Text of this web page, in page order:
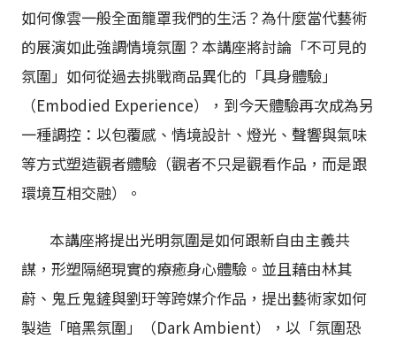
如何像雲一般全面籠罩我們的生活？為什麼當代藝術
的展演如此強調情境氛圍？本講座將討論「不可見的
氛圍」如何從過去挑戰商品異化的「具身體驗」
（Embodied Experience），到今天體驗再次成為另
一種調控：以包覆感、情境設計、燈光、聲響與氣味
等方式塑造觀者體驗（觀者不只是觀看作品，而是跟
環境互相交融）。
本講座將提出光明氛圍是如何跟新自由主義共
謀，形塑隔絕現實的療癒身心體驗。並且藉由林其
蔚、鬼丘鬼鏟與劉玗等跨媒介作品，提出藝術家如何
製造「暗黑氛圍」（Dark Ambient），以「氛圍恐